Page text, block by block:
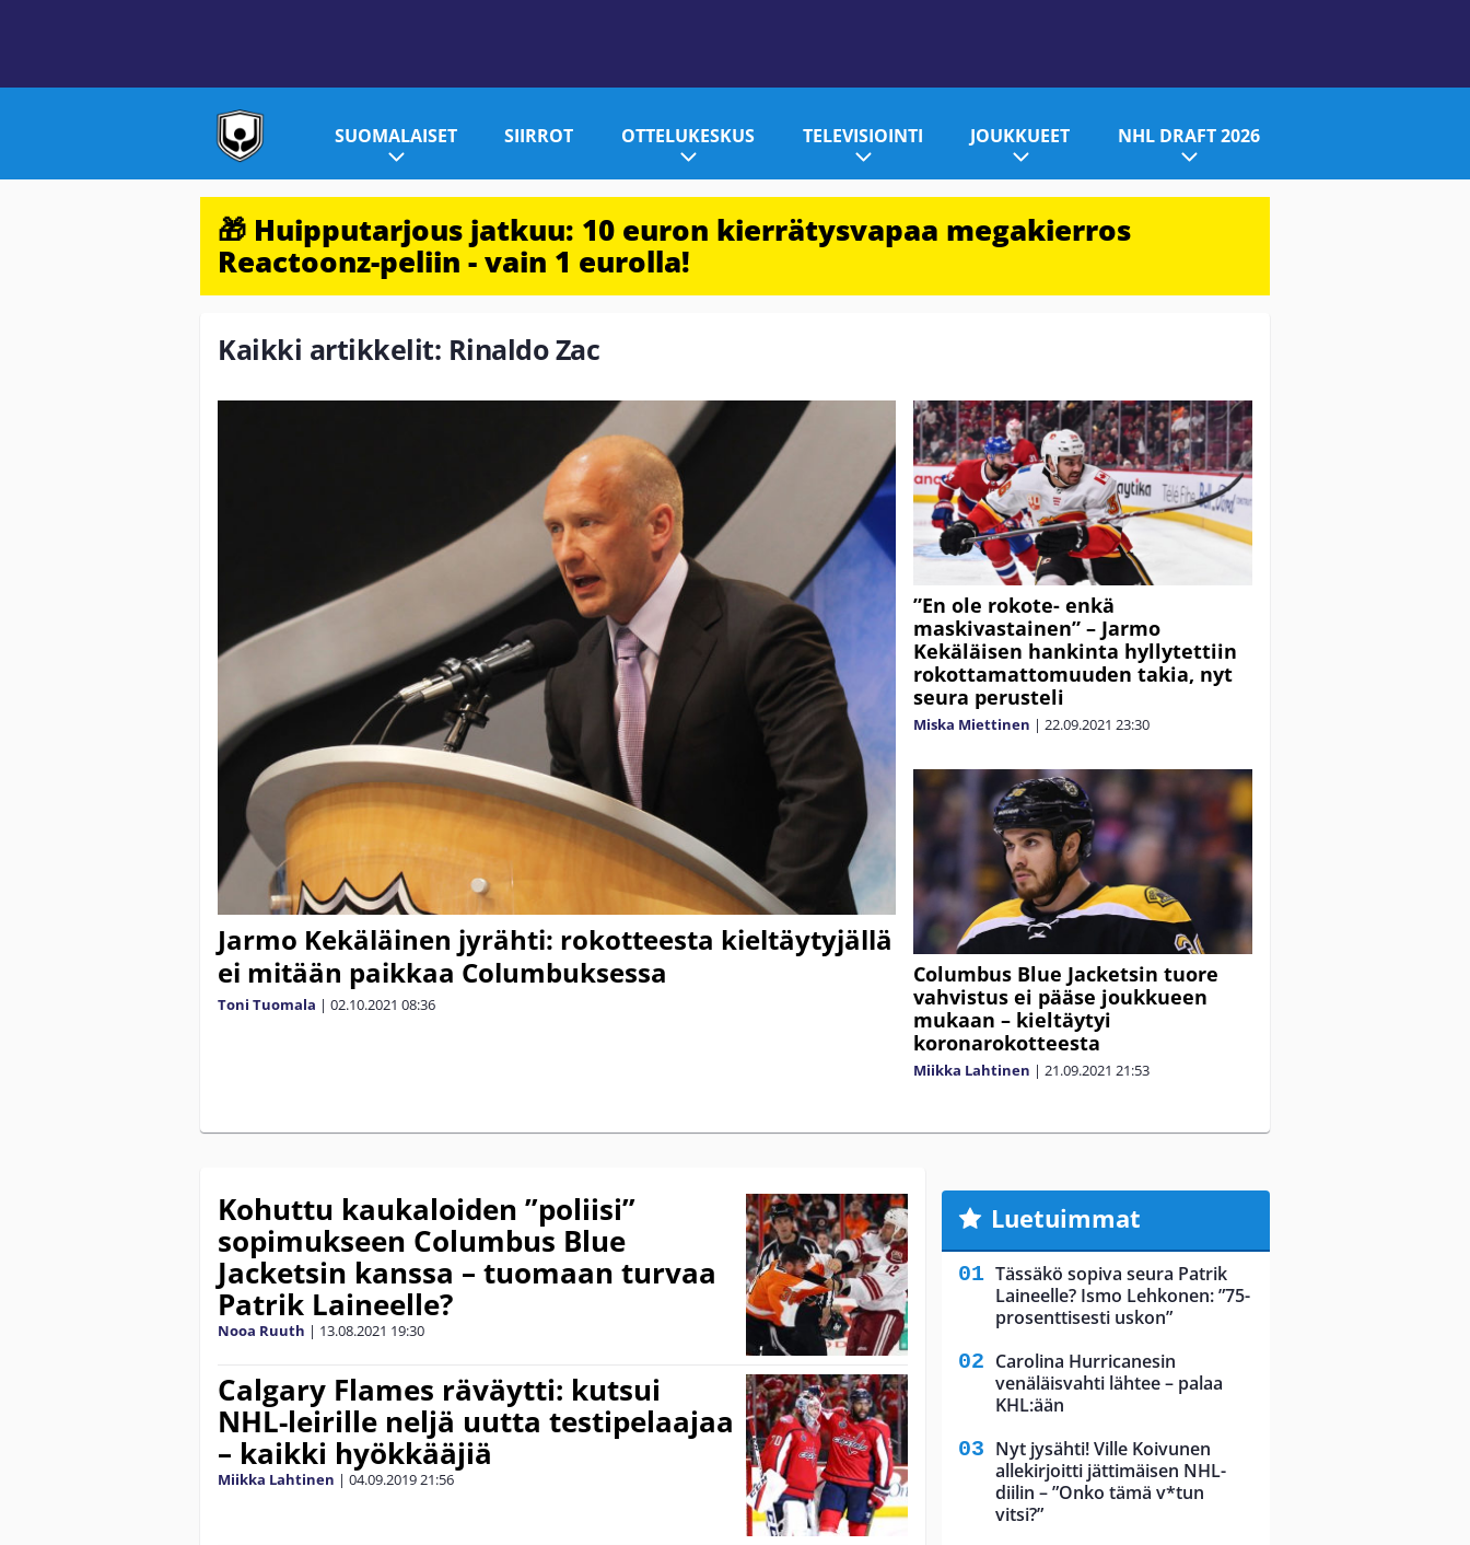
SUOMALAISET SIIRROT OTTELUKESKUS TELEVISIOINTI JOUKKUEET NHL DRAFT 2026
🎁 Huipputarjous jatkuu: 10 euron kierrätysvapaa megakierros
Reactoonz-peliin - vain 1 eurolla!
Kaikki artikkelit: Rinaldo Zac
Jarmo Kekäläinen jyrähti: rokotteesta kieltäytyjällä
ei mitään paikkaa Columbuksessa
Toni Tuomala | 02.10.2021 08:36
”En ole rokote- enkä
maskivastainen” – Jarmo
Kekäläisen hankinta hyllytettiin
rokottamattomuuden takia, nyt
seura perusteli
Miska Miettinen | 22.09.2021 23:30
Columbus Blue Jacketsin tuore
vahvistus ei pääse joukkueen
mukaan – kieltäytyi
koronarokotteesta
Miikka Lahtinen | 21.09.2021 21:53
Kohuttu kaukaloiden ”poliisi”
sopimukseen Columbus Blue
Jacketsin kanssa – tuomaan turvaa
Patrik Laineelle?
Nooa Ruuth | 13.08.2021 19:30
Calgary Flames räväytti: kutsui
NHL-leirille neljä uutta testipelaajaa
– kaikki hyökkääjiä
Miikka Lahtinen | 04.09.201921:56
Luetuimmat
Tässäkö sopiva seura Patrik
Laineelle? Ismo Lehkonen: ”75-
prosenttisesti uskon”
Carolina Hurricanesin
venäläisvahti lähtee – palaa
KHL:ään
Nyt jysähti! Ville Koivunen
allekirjoitti jättimäisen NHL-
diilin – ”Onko tämä v*tun
vitsi?”